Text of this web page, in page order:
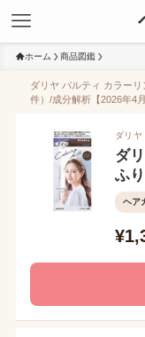
ホーム 商品図鑑
ダリヤ パルティ カラー
件）/成分解析【2026年4
ダリヤ
ダ
ふ
ヘア